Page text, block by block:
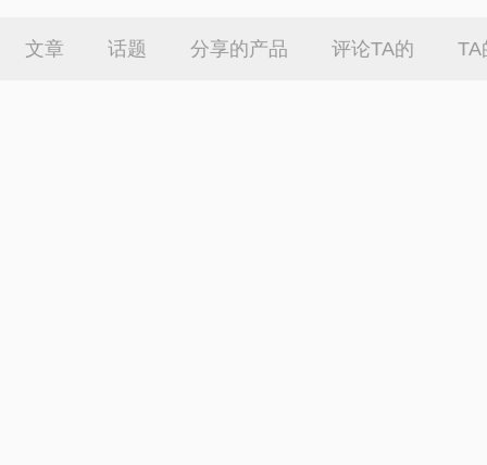
文章 话题 分享的产品 评论TA的 TA